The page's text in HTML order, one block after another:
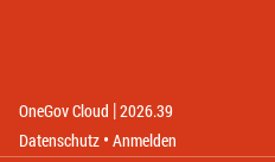
OneGov Cloud (External Link)
|2026.39
Datenschutz (External Link)
Anmelden